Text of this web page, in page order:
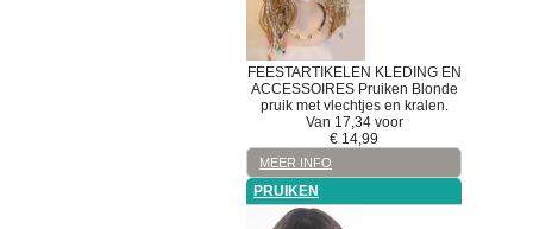
FEESTARTIKELEN KLEDING EN
ACCESSOIRES Pruiken Blonde
pruik met vlechtjes en kralen.
Van 17,34 voor
€ 14,99
MEER INFO
PRUIKEN